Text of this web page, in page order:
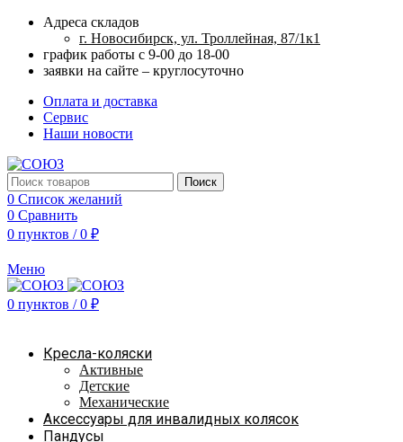
Адреса складов
г. Новосибирск, ул. Троллейная, 87/1к1
график работы с 9-00 до 18-00
заявки на сайте – круглосуточно
Оплата и доставка
Сервис
Наши новости
Поиск
0 Список желаний
0 Сравнить
0 пунктов / 0 ₽
Меню
0 пунктов / 0 ₽
Кресла-коляски
Активные
Детские
Механические
Аксессуары для инвалидных колясок
Пандусы